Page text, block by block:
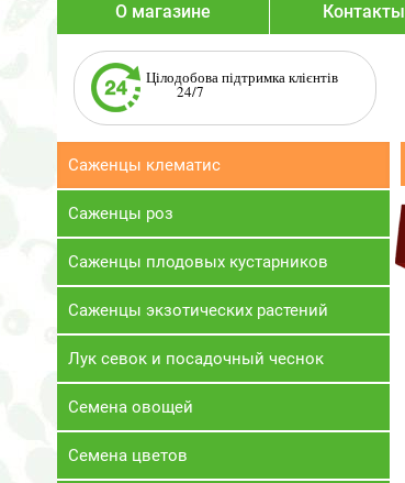
О магазине Контакты
Цілодобова підтримка клієнтів
24/7
Саженцы клематис
Саженцы роз
Саженцы плодовых кустарников
Саженцы экзотических растений
Лук севок и посадочный чеснок
Семена овощей
Семена цветов